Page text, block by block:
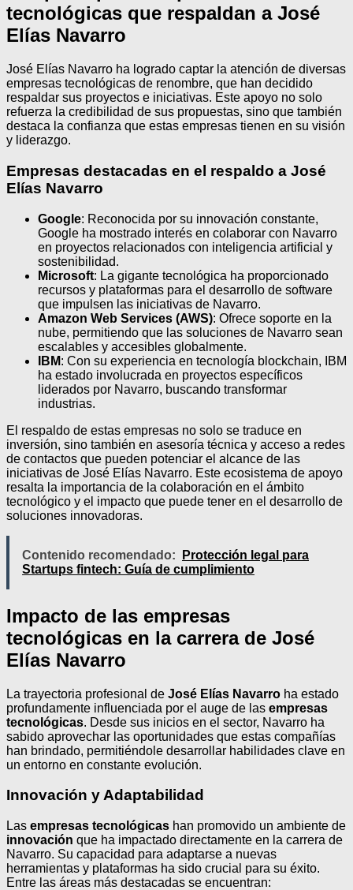
tecnológicas que respaldan a José
Elías Navarro
José Elías Navarro ha logrado captar la atención de diversas
empresas tecnológicas de renombre, que han decidido
respaldar sus proyectos e iniciativas. Este apoyo no solo
refuerza la credibilidad de sus propuestas, sino que también
destaca la confianza que estas empresas tienen en su visión
y liderazgo.
Empresas destacadas en el respaldo a José
Elías Navarro
Google: Reconocida por su innovación constante,
Google ha mostrado interés en colaborar con Navarro
en proyectos relacionados con inteligencia artificial y
sostenibilidad.
Microsoft: La gigante tecnológica ha proporcionado
recursos y plataformas para el desarrollo de software
que impulsen las iniciativas de Navarro.
Amazon Web Services (AWS): Ofrece soporte en la
nube, permitiendo que las soluciones de Navarro sean
escalables y accesibles globalmente.
IBM: Con su experiencia en tecnología blockchain, IBM
ha estado involucrada en proyectos específicos
liderados por Navarro, buscando transformar
industrias.
El respaldo de estas empresas no solo se traduce en
inversión, sino también en asesoría técnica y acceso a redes
de contactos que pueden potenciar el alcance de las
iniciativas de José Elías Navarro. Este ecosistema de apoyo
resalta la importancia de la colaboración en el ámbito
tecnológico y el impacto que puede tener en el desarrollo de
soluciones innovadoras.
Contenido recomendado:
Protección legal para
Startups fintech: Guía de cumplimiento
Impacto de las empresas
tecnológicas en la carrera de José
Elías Navarro
La trayectoria profesional de José Elías Navarro ha estado
profundamente influenciada por el auge de las empresas
tecnológicas. Desde sus inicios en el sector, Navarro ha
sabido aprovechar las oportunidades que estas compañías
han brindado, permitiéndole desarrollar habilidades clave en
un entorno en constante evolución.
Innovación y Adaptabilidad
Las empresas tecnológicas han promovido un ambiente de
innovación que ha impactado directamente en la carrera de
Navarro. Su capacidad para adaptarse a nuevas
herramientas y plataformas ha sido crucial para su éxito.
Entre las áreas más destacadas se encuentran: